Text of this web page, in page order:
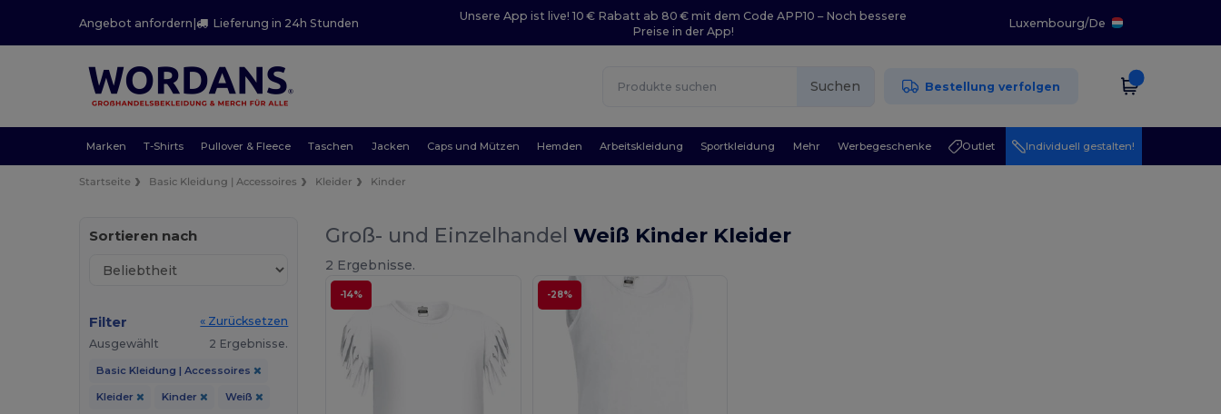
Angebot anfordern| Lieferung in 24h Stunden
Unsere App ist live! 10 € Rabatt ab 80 € mit dem Code APP10 – Noch bessere
Preise in der App!
Luxembourg/De
Suchen Bestellung verfolgen
Marken T-Shirts Pullover & Fleece Taschen Jacken Caps und Mützen Hemden Arbeitskleidung Sportkleidung Mehr Werbegeschenke Outlet Individuell gestalten!
Startseite Basic Kleidung | Accessoires Kleider Kinder
Sortieren nach
Filter
« Zurücksetzen
Ausgewählt
2 Ergebnisse.
Basic Kleidung | Accessoires
Kleider Kinder Weiß
Groß- und Einzelhandel Weiß Kinder Kleider
2 Ergebnisse.
-14% -28%